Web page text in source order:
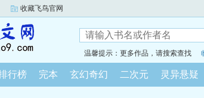
收藏飞鸟官网
温馨提示：更多作品，请搜索查找
行榜 完本 玄幻奇幻 二次元 灵异悬疑